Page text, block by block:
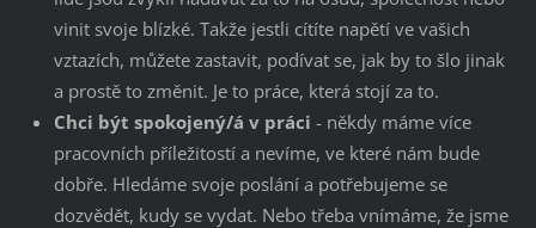
vinit svoje blízké. Takže jestli cítíte napětí ve vašich
vztazích, můžete zastavit, podívat se, jak by to šlo jinak
a prostě to změnit. Je to práce, která stojí za to.
Chci být spokojený/á v práci - někdy máme více
pracovních příležitostí a nevíme, ve které nám bude
dobře. Hledáme svoje poslání a potřebujeme se
dozvědět, kudy se vydat. Nebo třeba vnímáme, že jsme